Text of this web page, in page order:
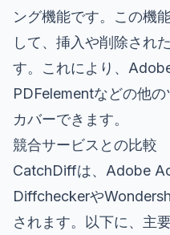
ング機能です。この機
して、挿入や削除され
す。これにより、
PDFelementなどの他
カバーできます。
競合サービスとの比較
CatchDiffは、Adobe
Diffcheckerや
されます。以下に、主